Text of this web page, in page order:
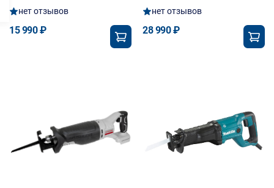
нет отзывов
15 990 ₽
нет отзывов
28 990 ₽